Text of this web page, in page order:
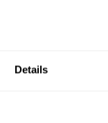
Details
der
und
hinter